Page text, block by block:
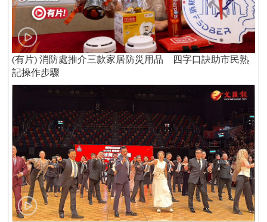
(有片) 消防處推介三款家居防災用品 四字口訣助市民熟
記操作步驟